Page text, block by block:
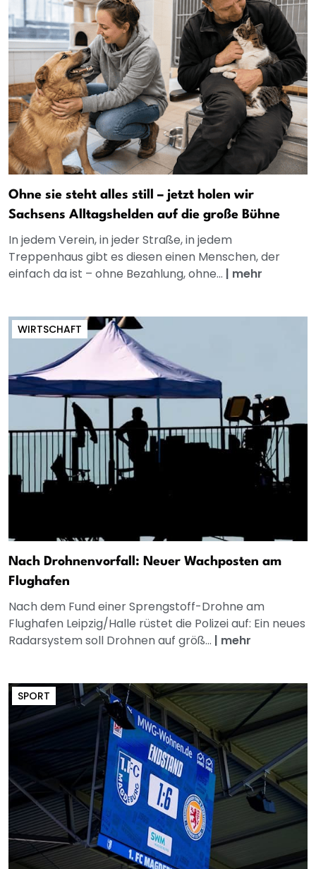
Ohne sie steht alles still – jetzt holen wir
Sachsens Alltagshelden auf die große Bühne
In jedem Verein, in jeder Straße, in jedem
Treppenhaus gibt es diesen einen Menschen, der
einfach da ist – ohne Bezahlung, ohne... | mehr
WIRTSCHAFT
Nach Drohnenvorfall: Neuer Wachposten am
Flughafen
Nach dem Fund einer Sprengstoff-Drohne am
Flughafen Leipzig/Halle rüstet die Polizei auf: Ein neues
Radarsystem soll Drohnen auf größ... | mehr
SPORT